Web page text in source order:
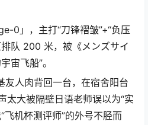
0」，主打“刀锋褶皱”+“负压
队 200 米，被《メンズサイ
宙飞船”。
友人肉背回一台，在宿舍阳台
太大被隔壁日语老师误以为“实
飞机杯测评师”的外号不胫而